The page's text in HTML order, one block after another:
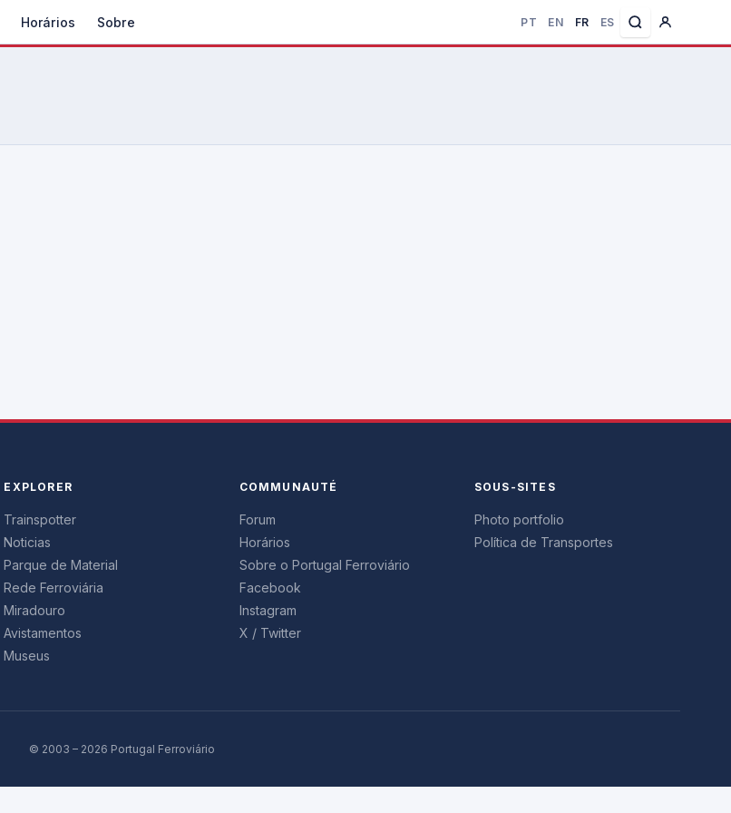
Horários Sobre PT EN FR ES
EXPLORER
Trainspotter
Noticias
Parque de Material
Rede Ferroviária
Miradouro
Avistamentos
Museus
COMMUNAUTÉ
Forum
Horários
Sobre o Portugal Ferroviário
Facebook
Instagram
X / Twitter
SOUS-SITES
Photo portfolio
Política de Transportes
© 2003 – 2026 Portugal Ferroviário